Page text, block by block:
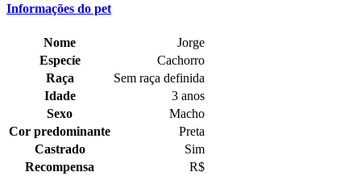
Informações do pet
Nome
Jorge
Especíe
Cachorro
Raça
Sem raça definida
Idade
3 anos
Sexo
Macho
Cor predominante
Preta
Castrado
Sim
Recompensa
R$